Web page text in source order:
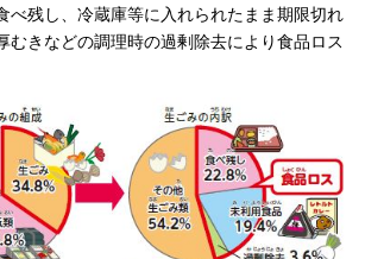
べ残し、冷蔵庫等に入れられたまま期限切れ
むきなどの調理時の過剰除去により食品ロス